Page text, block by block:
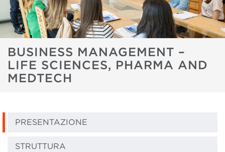
BUSINESS MANAGEMENT –
LIFE SCIENCES, PHARMA AND
MEDTECH
PRESENTAZIONE
STRUTTURA